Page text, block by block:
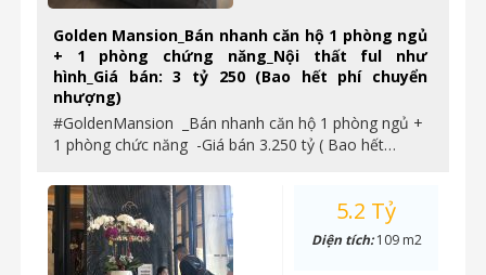
Golden Mansion_Bán nhanh căn hộ 1 phòng ngủ
+ 1 phòng chứng năng_Nội thất ful như
hình_Giá bán: 3 tỷ 250 (Bao hết phí chuyển
nhượng)
#GoldenMansion _Bán nhanh căn hộ 1 phòng ngủ +
1 phòng chức năng -Giá bán 3.250 tỷ ( Bao hết…
5.2 Tỷ
Diện tích:109 m2